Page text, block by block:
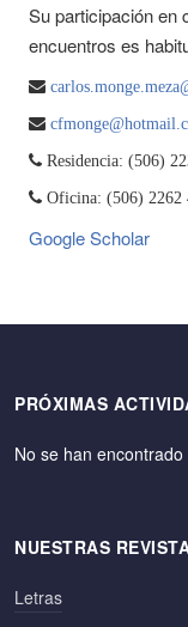
Su participación en
encuentros es
Residencia: (506)
Oficina: (506) 2262
Google Scholar
PRÓXIMAS
No se han
NUESTRAS
Letras